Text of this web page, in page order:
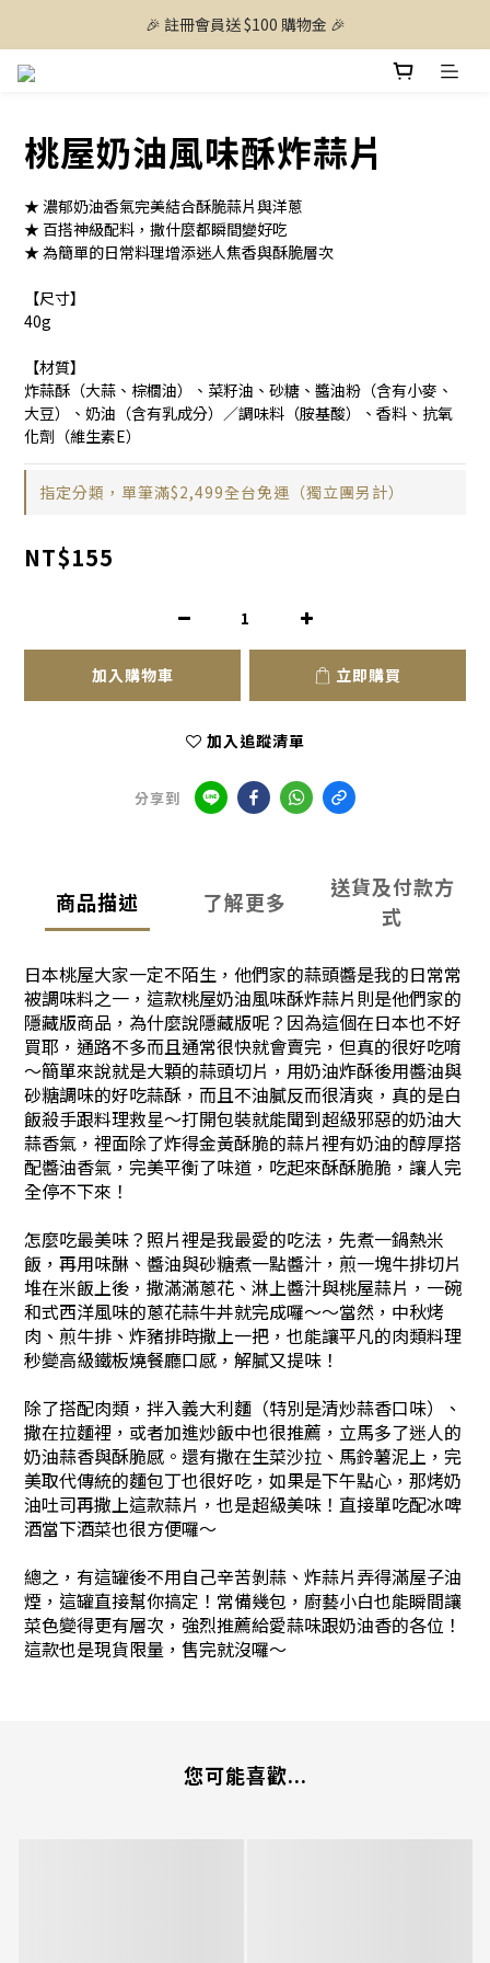
🎉 註冊會員送 $100 購物金 🎉
桃屋奶油風味酥炸蒜片
★ 濃郁奶油香氣完美結合酥脆蒜片與洋蔥
★ 百搭神級配料，撒什麼都瞬間變好吃
★ 為簡單的日常料理增添迷人焦香與酥脆層次
【尺寸】
40g
【材質】
炸蒜酥（大蒜、棕櫚油）、菜籽油、砂糖、醬油粉（含有小麥、
大豆）、奶油（含有乳成分）／調味料（胺基酸）、香料、抗氧
化劑（維生素E）
指定分類，單筆滿$2,499全台免運（獨立團另計）
NT$155
加入購物車 立即購買
加入追蹤清單
分享到
商品描述 了解更多
送貨及付款方
式
日本桃屋大家一定不陌生，他們家的蒜頭醬是我的日常常
被調味料之一，這款桃屋奶油風味酥炸蒜片則是他們家的
隱藏版商品，為什麼說隱藏版呢？因為這個在日本也不好
買耶，通路不多而且通常很快就會賣完，但真的很好吃唷
～簡單來說就是大顆的蒜頭切片，用奶油炸酥後用醬油與
砂糖調味的好吃蒜酥，而且不油膩反而很清爽， 真的是白
飯殺手跟料理救星～打開包裝就能聞到超級邪惡的奶油大
蒜香氣，裡面除了炸得金黃酥脆的蒜片裡有奶油的醇厚搭
配醬油香氣，完美平衡了味道，吃起來酥酥脆脆，讓人完
全停不下來！
怎麼吃最美味？照片裡是我最愛的吃法，先煮一鍋熱米
飯，再用味醂、醬油與砂糖煮一點醬汁，煎一塊牛排切片
堆在米飯上後，撒滿滿蔥花、淋上醬汁與桃屋蒜片，一碗
和式西洋風味的蔥花蒜牛丼就完成囉～～當然，中秋烤
肉、煎牛排、炸豬排時撒上一把，也能讓平凡的肉類料理
秒變高級鐵板燒餐廳口感，解膩又提味！
除了搭配肉類，拌入義大利麵（特別是清炒蒜香口味）、
撒在拉麵裡，或者加進炒飯中也很推薦，立馬多了迷人的
奶油蒜香與酥脆感。還有撒在生菜沙拉、馬鈴薯泥上，完
美取代傳統的麵包丁也很好吃，如果是下午點心，那烤奶
油吐司再撒上這款蒜片，也是超級美味！直接單吃配冰啤
酒當下酒菜也很方便囉～
總之，有這罐後不用自己辛苦剝蒜、炸蒜片弄得滿屋子油
煙，這罐直接幫你搞定！常備幾包，廚藝小白也能瞬間讓
菜色變得更有層次，強烈推薦給愛蒜味跟奶油香的各位！
這款也是現貨限量，售完就沒囉～
您可能喜歡...